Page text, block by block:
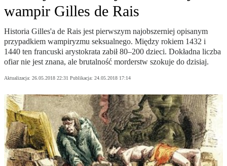
wampir Gilles de Rais
Historia Gilles'a de Rais jest pierwszym najobszerniej opisanym
przypadkiem wampiryzmu seksualnego. Między rokiem 1432 i
1440 ten francuski arystokrata zabił 80–200 dzieci. Dokładna liczba
ofiar nie jest znana, ale brutalność morderstw szokuje do dzisiaj.
Aktualizacja: 26.05.2018 22:31 Publikacja: 24.05.2018 17:14